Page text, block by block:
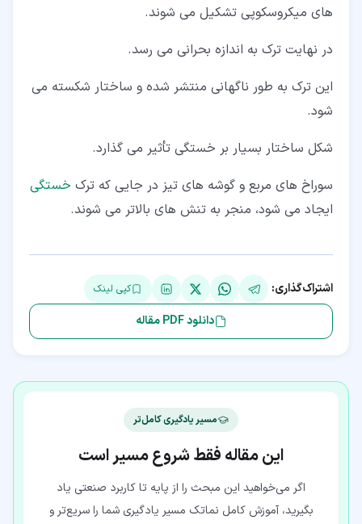
های میکروسکوپی تشکیل می شوند.
در نهایت ترک به اندازه بحرانی می رسد.
این ترک به طور ناگهانی منتشر شده و ساختار شکسته می
شود.
شکل ساختار بسیار بر خستگی تأثیر می گذارد.
سوراخ های مربع و گوشه های تیز در جایی که ترک خستگی
ایجاد می شود، منجر به تنش های بالاتر می شوند.
اشتراک‌گذاری: کپی لینک
دانلود PDF مقاله
مسیر یادگیری کامل‌تر
این مقاله فقط شروع مسیر است
اگر می‌خواهید این مبحث را از پایه تا کاربرد صنعتی یاد
بگیرید، آموزش کامل نماتک مسیر یادگیری شما را سریع‌تر و